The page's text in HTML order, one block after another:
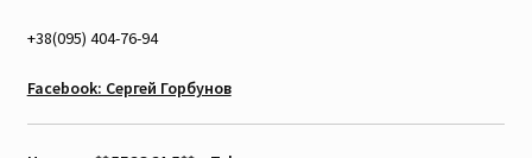
+38(095) 404-76-94
Facebook: Сергей Горбунов